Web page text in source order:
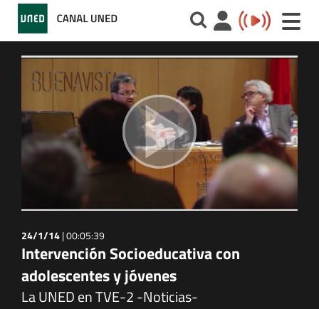
Toggle
24/1/14|00:05:39
Intervención Socioeducativa con
adolescentes y jóvenes
La UNED en TVE-2 -Noticias-